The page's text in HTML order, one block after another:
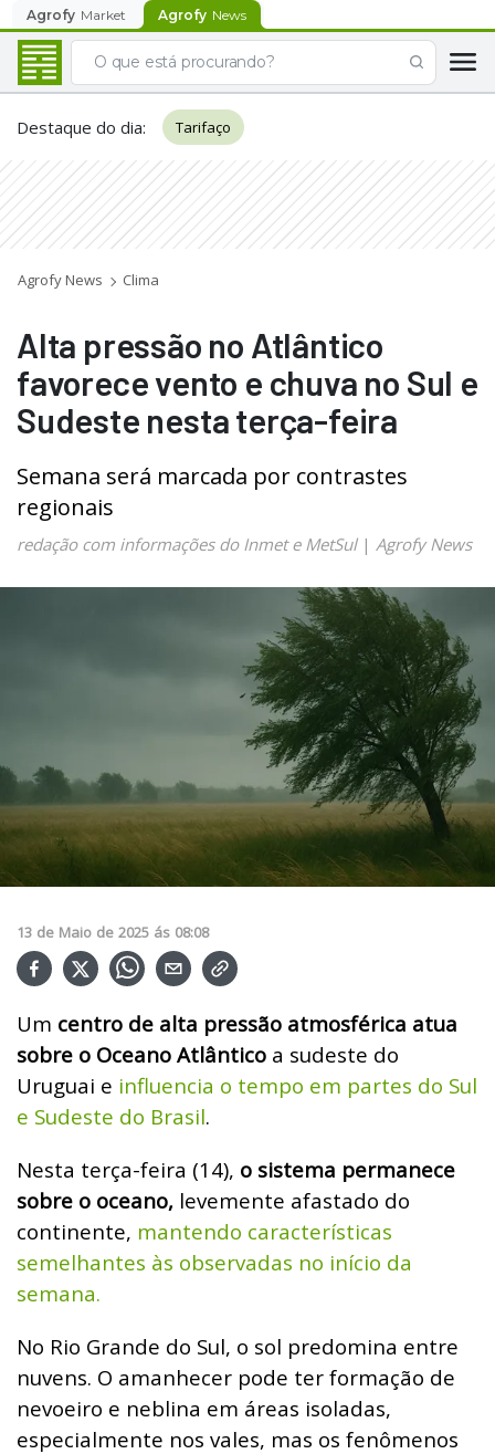
Agrofy Market Agrofy News
Destaque do dia: Tarifaço
Agrofy News Clima
Alta pressão no Atlântico
favorece vento e chuva no Sul e
Sudeste nesta terça-feira
Semana será marcada por contrastes
regionais
redação com informações do Inmet e MetSul| Agrofy News
13 de Maio de 2025 ás 08:08
Um centro de alta pressão atmosférica atua
sobre o Oceano Atlântico a sudeste do
Uruguai e influencia o tempo em partes do Sul
e Sudeste do Brasil.
Nesta terça-feira (14), o sistema permanece
sobre o oceano, levemente afastado do
continente, mantendo características
semelhantes às observadas no início da
semana.
No Rio Grande do Sul, o sol predomina entre
nuvens. O amanhecer pode ter formação de
nevoeiro e neblina em áreas isoladas,
especialmente nos vales, mas os fenômenos